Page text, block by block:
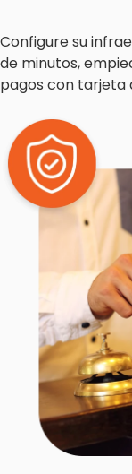
Configure su
de minutos,
pagos con tarjeta